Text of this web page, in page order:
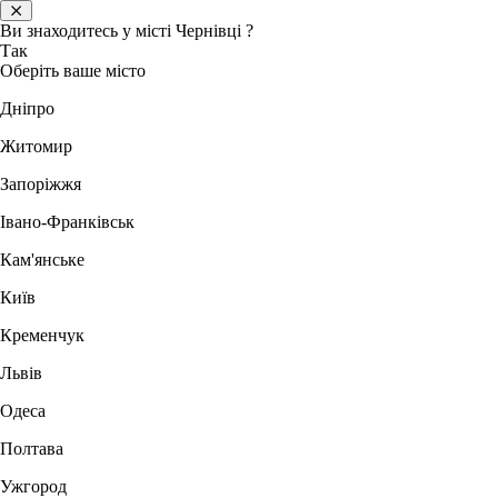
Ви знаходитесь у місті Чернівці ?
Так
Оберіть ваше місто
Дніпро
Житомир
Запоріжжя
Івано-Франківськ
Кам'янське
Київ
Кременчук
Львів
Одеса
Полтава
Ужгород